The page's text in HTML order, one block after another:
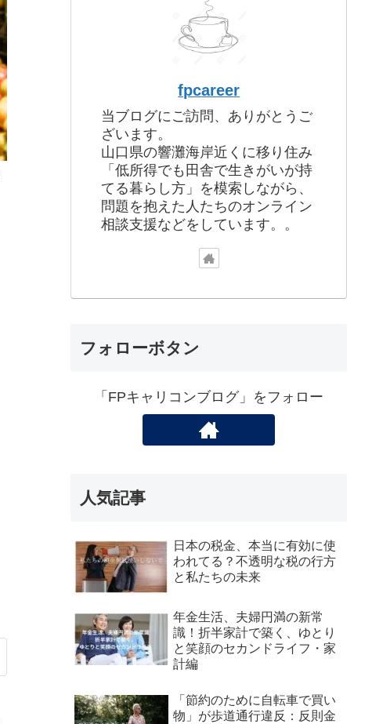
fpcareer
当ブログにご訪問、ありがとうご
ざいます。
山口県の響灘海岸近くに移り住み
「低所得でも田舎で生きがいが持
てる暮らし方」を模索しながら、
問題を抱えた人たちのオンライン
相談支援などをしています。。
フォローボタン
「FPキャリコンブログ」をフォロー
人気記事
日本の税金、本当に有効に使
われてる？不透明な税の行方
と私たちの未来
年金生活、夫婦円満の新常
識！折半家計で築く、ゆとり
と笑顔のセカンドライフ・家
計編
「節約のために自転車で買い
物」が歩道通行違反：反則金